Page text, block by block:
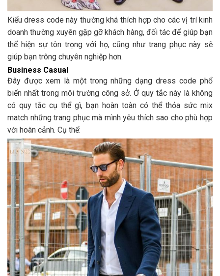
Kiểu dress code này thường khá thích hợp cho các vị trí kinh
doanh thường xuyên gặp gỡ khách hàng, đối tác để giúp bạn
thể hiện sự tôn trọng với họ, cũng như trang phục này sẽ
giúp bạn trông chuyên nghiệp hơn.
Business Casual
Đây được xem là một trong những dạng dress code phổ
biến nhất trong môi trường công sở. Ở quy tắc này là không
có quy tắc cụ thể gì, bạn hoàn toàn có thể thỏa sức mix
match những trang phục mà mình yêu thích sao cho phù hợp
với hoàn cảnh. Cụ thể: